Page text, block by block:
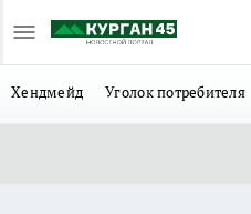
Хендмейд Уголок потребителя